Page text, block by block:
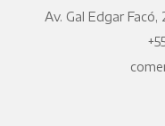
Av. Gal Edgar